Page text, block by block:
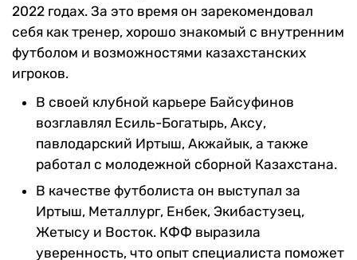
2022 годах. За это время он зарекомендовал
себя как тренер, хорошо знакомый с внутренним
футболом и возможностями казахстанских
игроков.
В своей клубной карьере Байсуфинов
возглавлял Есиль-Богатырь, Аксу,
павлодарский Иртыш, Акжайык, а также
работал с молодежной сборной Казахстана.
В качестве футболиста он выступал за
Иртыш, Металлург, Енбек, Экибастузец,
Жетысу и Восток. КФФ выразила
уверенность, что опыт специалиста поможет